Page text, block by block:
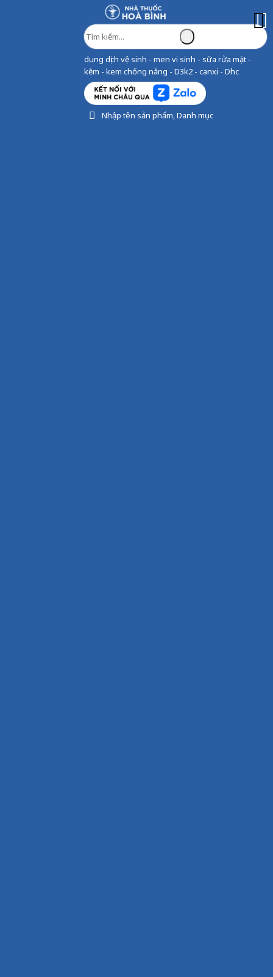
dung dịch vệ sinh - men vi sinh - sữa rửa mặt -
kẽm - kem chống nắng - D3k2 - canxi - Dhc
Nhập tên sản phẩm, Danh mục